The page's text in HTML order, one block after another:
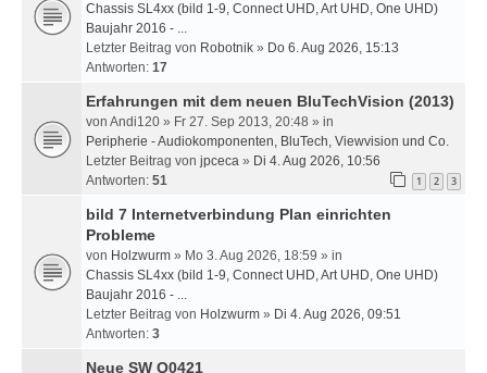
Chassis SL4xx (bild 1-9, Connect UHD, Art UHD, One UHD)
Baujahr 2016 - ...
Letzter Beitrag von Robotnik » Do 6. Aug 2026, 15:13
Antworten: 17
Erfahrungen mit dem neuen BluTechVision (2013)
von Andi120 » Fr 27. Sep 2013, 20:48 » in
Peripherie - Audiokomponenten, BluTech, Viewvision und Co.
Letzter Beitrag von jpceca » Di 4. Aug 2026, 10:56
Antworten: 51 1 2 3
bild 7 Internetverbindung Plan einrichten
Probleme
von Holzwurm » Mo 3. Aug 2026, 18:59 » in
Chassis SL4xx (bild 1-9, Connect UHD, Art UHD, One UHD)
Baujahr 2016 - ...
Letzter Beitrag von Holzwurm » Di 4. Aug 2026, 09:51
Antworten: 3
Neue SW Q0421